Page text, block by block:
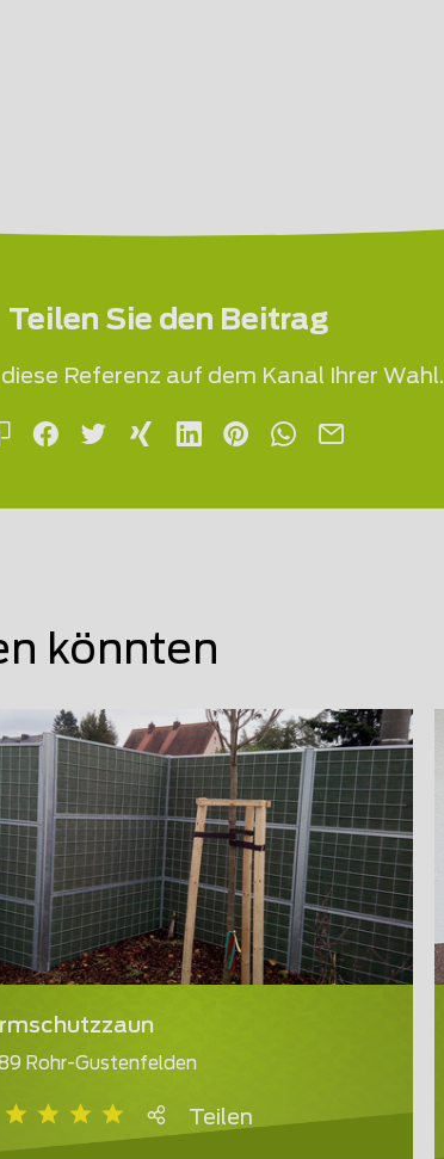
Teilen Sie den Beitrag
Referenz auf dem Kanal Ihrer Wahl.
könnten
Rohr-Gustenfelden
Teilen